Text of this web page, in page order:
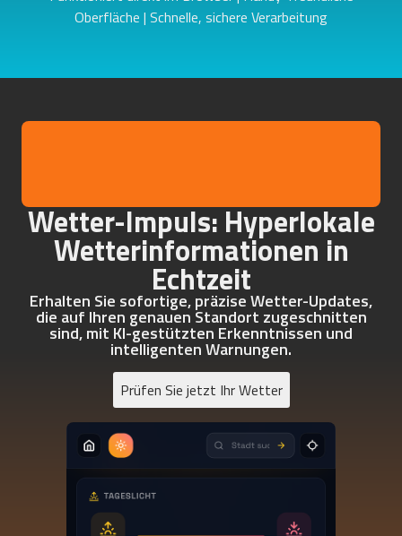
Oberfläche | Schnelle, sichere Verarbeitung
Wetter-Impuls: Hyperlokale
Wetterinformationen in
Echtzeit
Erhalten Sie sofortige, präzise Wetter-Updates,
die auf Ihren genauen Standort zugeschnitten
sind, mit KI-gestützten Erkenntnissen und
intelligenten Warnungen.
Prüfen Sie jetzt Ihr Wetter